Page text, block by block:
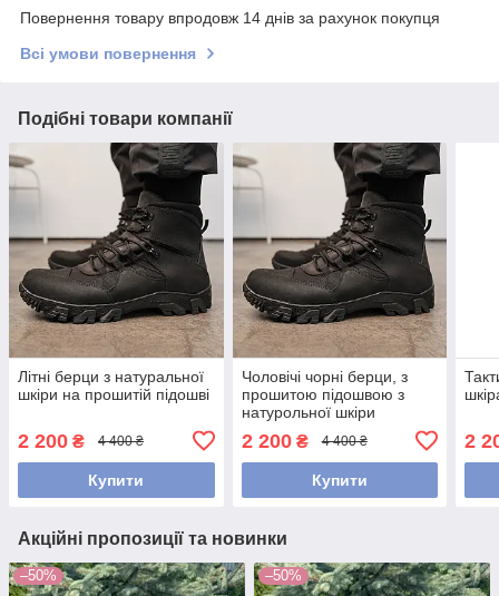
Повернення товару впродовж 14 днів за рахунок покупця
Всі умови повернення
Подібні товари компанії
Літні берци з натуральної
шкіри на прошитій підошві
2 200 ₴ 4 400 ₴
Купити
Чоловічі чорні берци, з
прошитою підошвою з
натурольної шкіри
2 200₴ 4 400 ₴
Купити
2
Акційні пропозиції та новинки
–50% –50%